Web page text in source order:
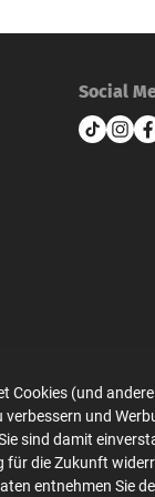
Social
Cookies (und
und
sind damit
für die Zukunft
entnehmen Sie